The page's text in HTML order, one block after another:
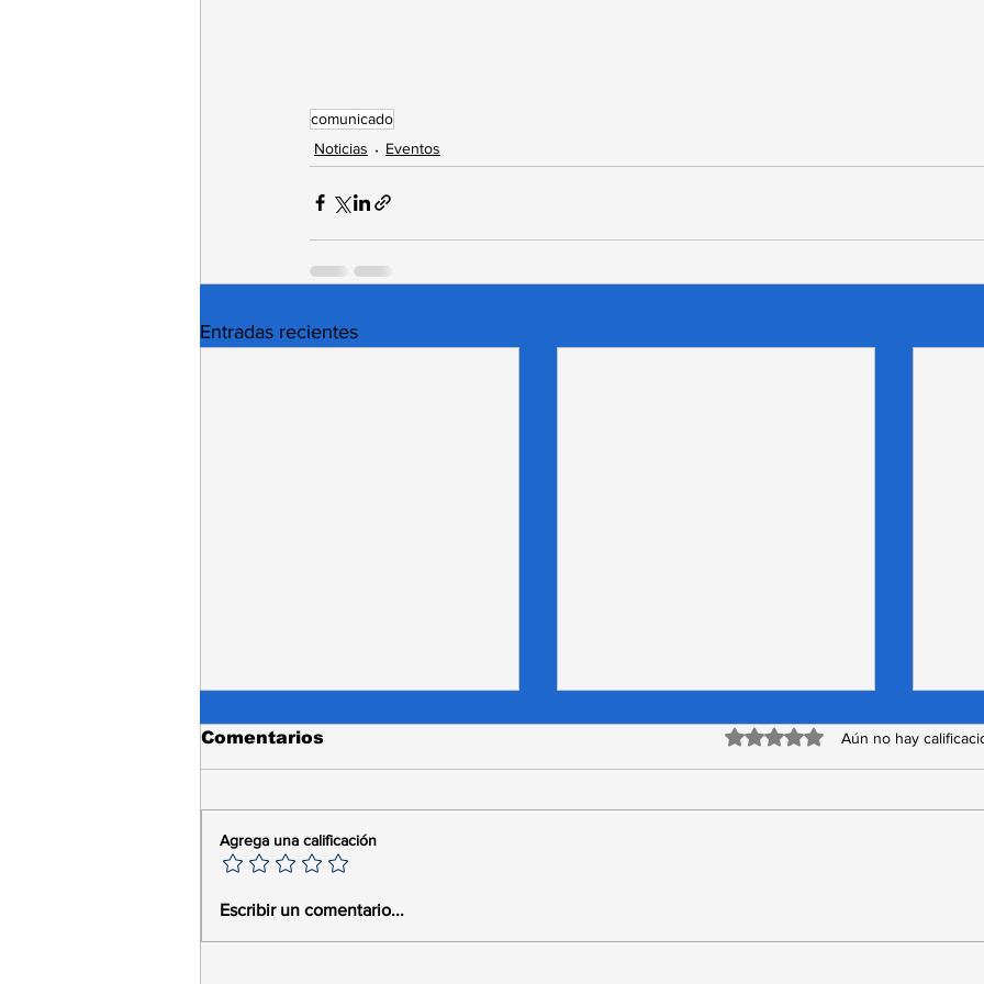
comunicado
Noticias
Eventos
Entradas recientes
El Caleuche Vibra con
Una Noche de Música,
Tormentas” conmovió al
Comentarios Obtuvo 0 de 5 estrellas.
Aún no hay
Agrega una calificación
Escribir un comentario...